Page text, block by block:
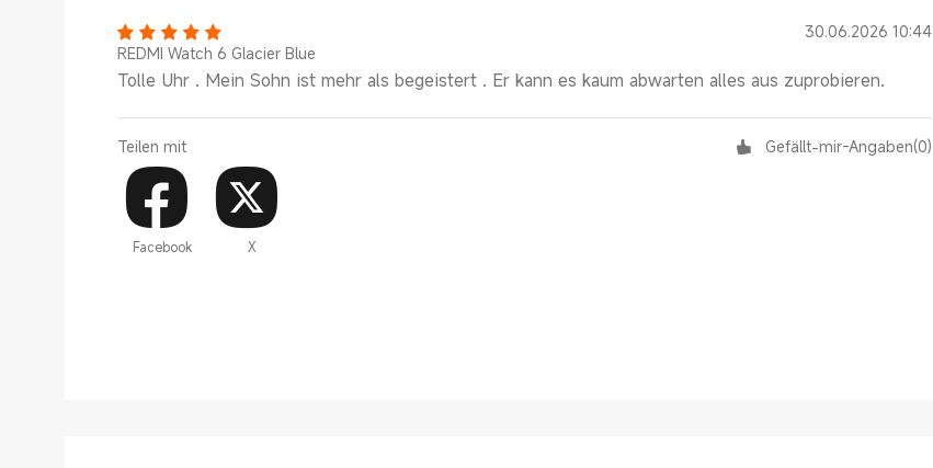
30.06.2026 10:44
REDMI Watch 6 Glacier Blue
Tolle Uhr . Mein Sohn ist mehr als begeistert . Er kann es kaum abwarten alles aus zuprobieren.
Teilen mit
Facebook X
Gefällt-mir-Angaben(0)